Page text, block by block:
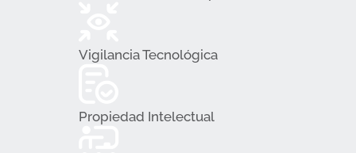
Vigilancia Tecnológica
Propiedad Intelectual